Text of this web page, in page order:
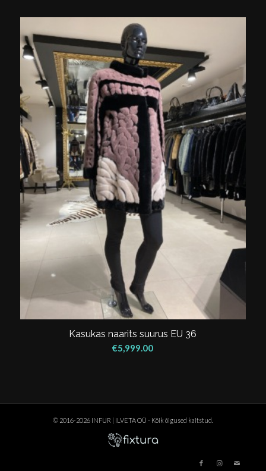
Kasukas naarits suurus EU 36
€5,999.00
© 2016-2026 INFUR | ILVETA OÜ - Kõik õigused kaitstud.